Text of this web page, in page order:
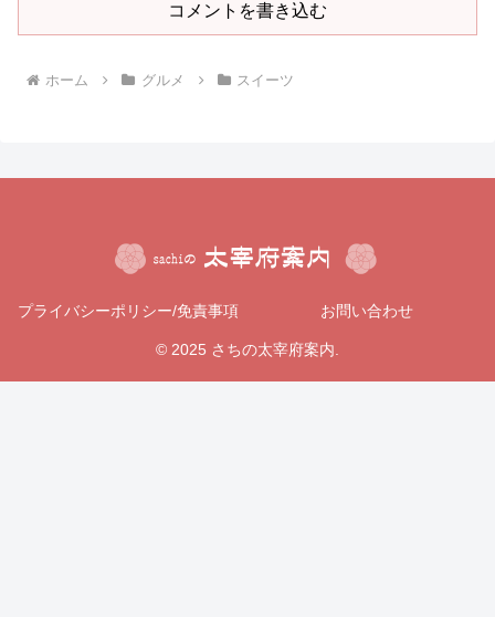
コメントを書き込む
ホーム グルメ スイーツ
プライバシーポリシー/免責事項 お問い合わせ
© 2025 さちの太宰府案内.